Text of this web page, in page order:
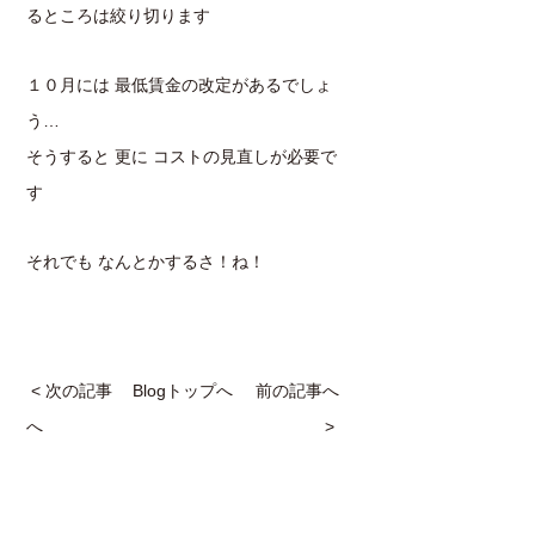
るところは絞り切ります
１０月には 最低賃金の改定があるでしょ
う…
そうすると 更に コストの見直しが必要で
す
それでも なんとかするさ！ね！
< 次の記事
へ
Blogトップへ
前の記事へ
>